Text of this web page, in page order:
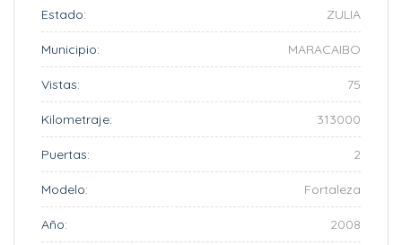
Estado: ZULIA
Municipio: MARACAIBO
Vistas: 75
Kilometraje: 313000
Puertas: 2
Modelo: Fortaleza
Año: 2008